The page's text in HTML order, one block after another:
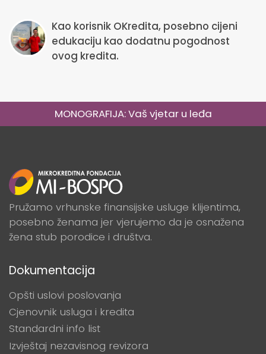
Kao korisnik OKredita, posebno cijeni
edukaciju kao dodatnu pogodnost
ovog kredita.
MONOGRAFIJA: Vaš vjetar u leđa
Pružamo vrhunske finansijske usluge klijentima,
posebno ženama jer vjerujemo da je osnažena
žena stub porodice i društva.
Dokumentacija
Opšti uslovi poslovanja
Cjenovnik usluga i kredita
Standardni info list
Izvještaj nezavisnog revizora